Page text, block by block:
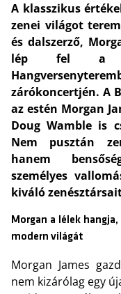
A klasszikus
zenei világot
és dalszerző,
lép fel a
zárókoncertjén. A
az estén Morgan
Doug Wamble is
Nem pusztán
hanem
személyes
kiváló
Morgan a lélek
modern világát
Morgan James
nem kizárólag egy